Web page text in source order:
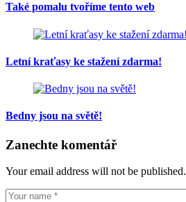
Také pomalu tvoříme tento web
Letní kraťasy ke stažení zdarma!
Bedny jsou na světě!
Zanechte komentář
Your email address will not be published.